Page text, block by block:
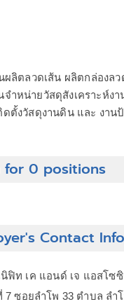
ผลิตลวดเส้น ผลิตกล่องล
ำหน่ายวัสดุสังเคราะห์งา
ตั้งวัสดุงานดิน และ งาน
for 0 positions
Contact
ฟิท เค แอนด์ เจ แอสโซซิ
7 ซอยลำโพ 33 ตำบล ลำ